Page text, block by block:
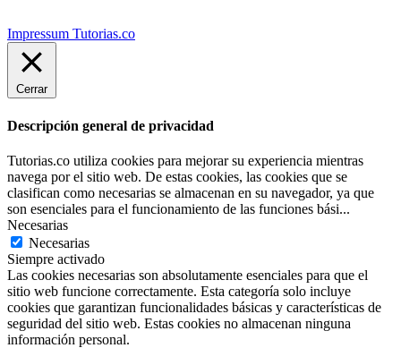
Impressum Tutorias.co
Cerrar
Descripción general de privacidad
Tutorias.co utiliza cookies para mejorar su experiencia mientras
navega por el sitio web. De estas cookies, las cookies que se
clasifican como necesarias se almacenan en su navegador, ya que
son esenciales para el funcionamiento de las funciones bási...
Necesarias
Necesarias
Siempre activado
Las cookies necesarias son absolutamente esenciales para que el
sitio web funcione correctamente. Esta categoría solo incluye
cookies que garantizan funcionalidades básicas y características de
seguridad del sitio web. Estas cookies no almacenan ninguna
información personal.